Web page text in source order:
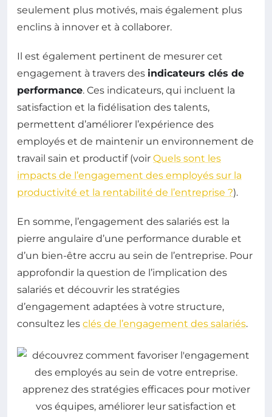
seulement plus motivés, mais également plus
enclins à innover et à collaborer.
Il est également pertinent de mesurer cet
engagement à travers des indicateurs clés de
performance. Ces indicateurs, qui incluent la
satisfaction et la fidélisation des talents,
permettent d’améliorer l’expérience des
employés et de maintenir un environnement de
travail sain et productif (voir Quels sont les
impacts de l’engagement des employés sur la
productivité et la rentabilité de l’entreprise ?).
En somme, l’engagement des salariés est la
pierre angulaire d’une performance durable et
d’un bien-être accru au sein de l’entreprise. Pour
approfondir la question de l’implication des
salariés et découvrir les stratégies
d’engagement adaptées à votre structure,
consultez les clés de l’engagement des salariés.